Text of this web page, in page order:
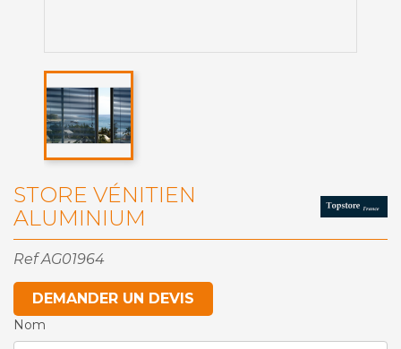
STORE VÉNITIEN
ALUMINIUM
Ref AG01964
DEMANDER UN DEVIS
Nom